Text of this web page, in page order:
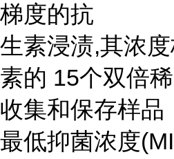
梯度的抗
生素浸渍,其浓
素的 15个双倍稀
收集和保存样品
最低抑菌浓度